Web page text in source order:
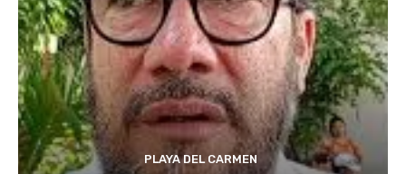
PLAYA DEL CARMEN